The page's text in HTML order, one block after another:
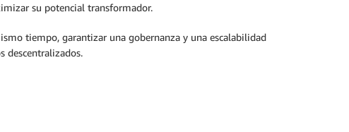
su potencial transformador.
tiempo, garantizar una gobernanza y una escalabilidad
descentralizados.